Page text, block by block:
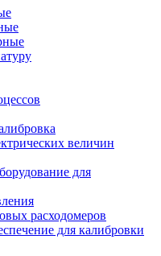
величин
для
расходомеров
для калибровки